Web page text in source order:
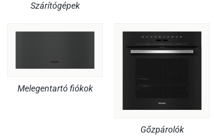
Szárítógépek
Melegentartó fiókok
Gőzpárolók